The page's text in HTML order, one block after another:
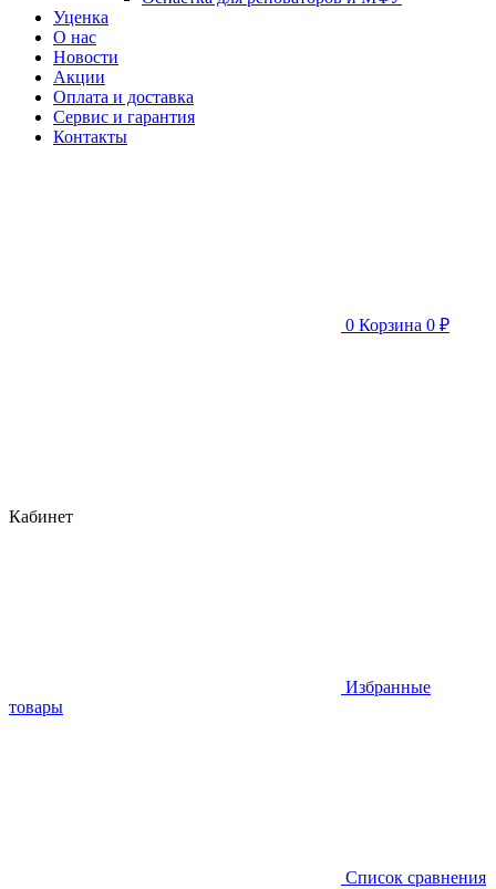
Уценка
О нас
Новости
Акции
Оплата и доставка
Сервис и гарантия
Контакты
0 Корзина 0 ₽
Кабинет
Избранные
товары
Список сравнения